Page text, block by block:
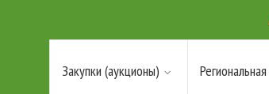
Закупки (аукционы)